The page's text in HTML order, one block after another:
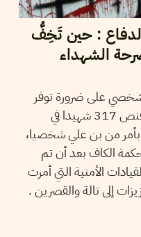
: حين تَخِفُّ
الشهداء
على ضرورة توفر
شروط المحاكمة العادلة للمتهمين في قنص 317 شهيدا في
من بن علي شخصيا،
الكاف بعد أن تم
الأمنية التي أمرت
إلى تالة والقصرين .